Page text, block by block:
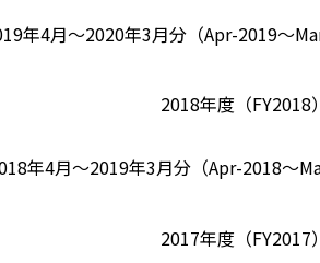
年4月～2020年3月分（Apr-2019～
2018年度（FY2018）
年4月～2019年3月分（Apr-2018～
2017年度（FY2017）